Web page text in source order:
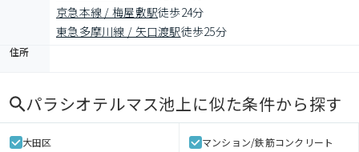
京急本線 / 梅屋敷駅徒歩24分
東急多摩川線 / 矢口渡駅徒歩25分
住所
パラシオテルマス池上に似た条件から探す
大田区 マンション/鉄筋コンクリート